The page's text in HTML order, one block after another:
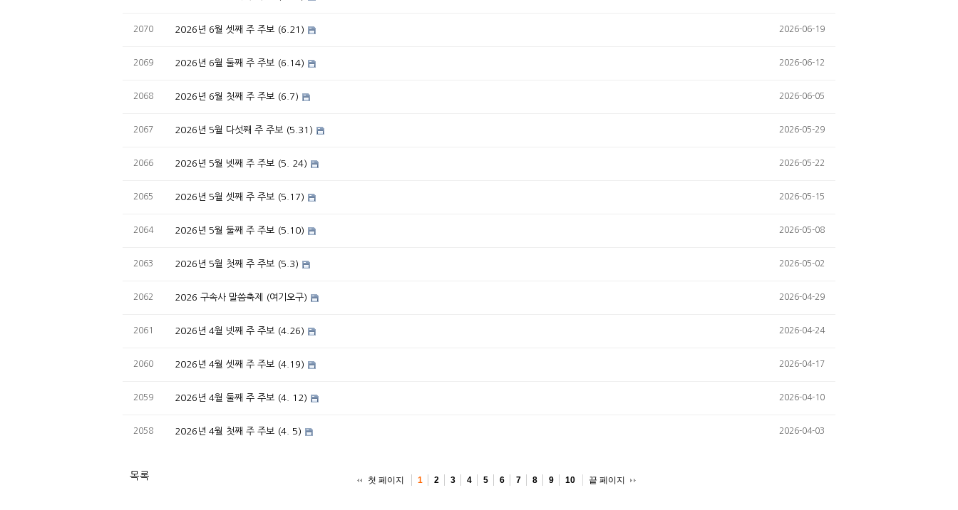
2070 2026년 6월 셋째 주 주보 (6.21) 2026-06-19
2069 2026년 6월 둘째 주 주보 (6.14) 2026-06-12
2068 2026년 6월 첫째 주 주보 (6.7) 2026-06-05
2067 2026년 5월 다섯째 주 주보 (5.31) 2026-05-29
2066 2026년 5월 넷째 주 주보 (5. 24) 2026-05-22
2065 2026년 5월 셋째 주 주보 (5.17) 2026-05-15
2064 2026년 5월 둘째 주 주보 (5.10) 2026-05-08
2063 2026년 5월 첫째 주 주보 (5.3) 2026-05-02
2062 2026 구속사 말씀축제 (여기오구) 2026-04-29
2061 2026년 4월 넷째 주 주보 (4.26) 2026-04-24
2060 2026년 4월 셋째 주 주보 (4.19) 2026-04-17
2059 2026년 4월 둘째 주 주보 (4. 12) 2026-04-10
2058 2026년 4월 첫째 주 주보 (4. 5) 2026-04-03
목록 첫 페이지 1 2 3 4 5 6 7 8 9 10 끝 페이지